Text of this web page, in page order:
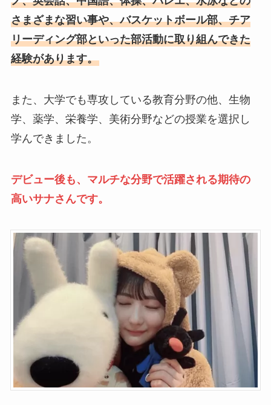
さまざまな習い事や、バスケットボール部、チア
リーディング部といった部活動に取り組んできた
経験があります。
また、大学でも専攻している教育分野の他、生物
学、薬学、栄養学、美術分野などの授業を選択し
学んできました。
デビュー後も、マルチな分野で活躍される期待の
高いサナさんです。